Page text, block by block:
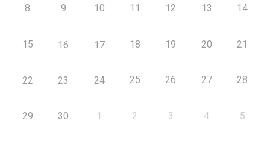
8 9 10 11 12 13 14
15 16 17 18 19 20 21
22 23 24 25 26 27 28
29 30 1 2 3 4 5